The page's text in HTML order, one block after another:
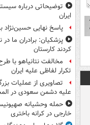
ایران
پاسخ نهایی حسین‌نژاد
پزشکیان: برادران ما
کردند کارستان
تکرار لفاظی علیه ایران
تصاویری از عملیات
علیه دشمن سعودی در
حمله وحشیانه
خارجی در کرانه باختری